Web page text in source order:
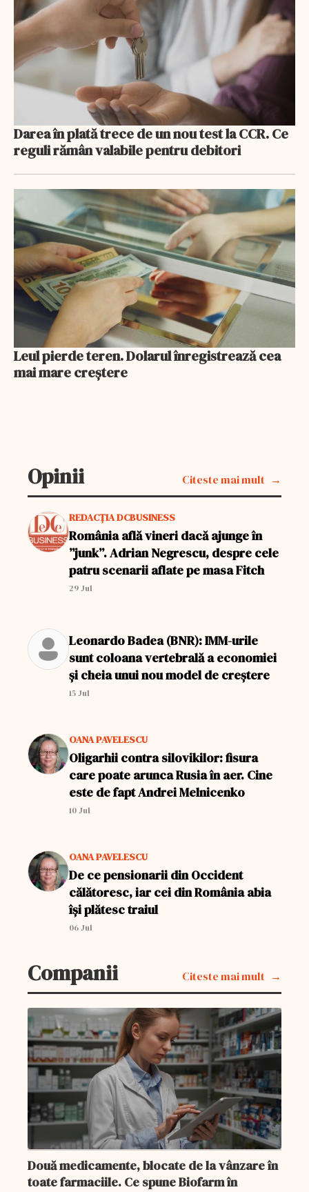
Darea în plată trece de un nou test la CCR. Ce
reguli rămân valabile pentru debitori
Leul pierde teren. Dolarul înregistrează cea
mai mare creștere
Opinii Citeste mai mult
REDACȚIA DCBUSINESS
România află vineri dacă ajunge în
”junk”. Adrian Negrescu, despre cele
patru scenarii aflate pe masa Fitch
29 Jul
Leonardo Badea (BNR): IMM-urile
sunt coloana vertebrală a economiei
și cheia unui nou model de creștere
15 Jul
OANA PAVELESCU
Oligarhii contra silovikilor: fisura
care poate arunca Rusia în aer. Cine
este de fapt Andrei Melnicenko
10 Jul
OANA PAVELESCU
De ce pensionarii din Occident
călătoresc, iar cei din România abia
își plătesc traiul
06 Jul
Companii Citeste mai mult
Două medicamente, blocate de la vânzare în
toate farmaciile. Ce spune Biofarm în